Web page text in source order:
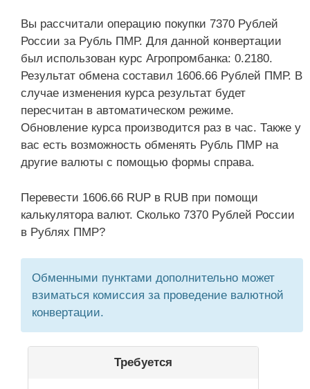
Вы рассчитали операцию покупки 7370 Рублей
России за Рубль ПМР. Для данной конвертации
был использован курс Агропромбанка: 0.2180.
Результат обмена составил 1606.66 Рублей ПМР. В
случае изменения курса результат будет
пересчитан в автоматическом режиме.
Обновление курса производится раз в час. Также у
вас есть возможность обменять Рубль ПМР на
другие валюты с помощью формы справа.
Перевести 1606.66 RUP в RUB при помощи
калькулятора валют. Сколько 7370 Рублей России
в Рублях ПМР?
Обменными пунктами дополнительно может
взиматься комиссия за проведение валютной
конвертации.
Требуется